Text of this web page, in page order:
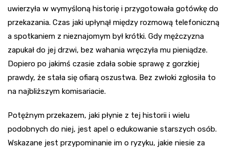
uwierzyła w wymyśloną historię i przygotowała gotówkę do
przekazania. Czas jaki upłynął między rozmową telefoniczną
a spotkaniem z nieznajomym był krótki. Gdy mężczyzna
zapukał do jej drzwi, bez wahania wręczyła mu pieniądze.
Dopiero po jakimś czasie zdała sobie sprawę z gorzkiej
prawdy, że stała się ofiarą oszustwa. Bez zwłoki zgłosiła to
na najbliższym komisariacie.
Potężnym przekazem, jaki płynie z tej historii i wielu
podobnych do niej, jest apel o edukowanie starszych osób.
Wskazane jest przypominanie im o ryzyku, jakie niesie za